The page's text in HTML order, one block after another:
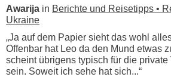
Awarija in Berichte und Reisetipps •
Ukraine
„Ja auf dem Papier sieht das wohl
Offenbar hat Leo da den Mund etwas
scheint übrigens typisch für die private
sein. Soweit ich sehe hat sich...“